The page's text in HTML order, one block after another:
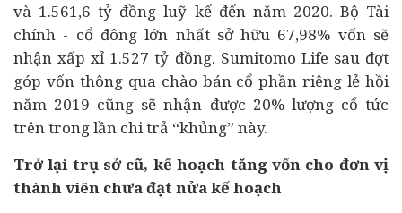
và 1.561,6 tỷ đồng luỹ kế đến năm 2020. Bộ Tài
chính - cổ đông lớn nhất sở hữu 67,98% vốn sẽ
nhận xấp xỉ 1.527 tỷ đồng. Sumitomo Life sau đợt
góp vốn thông qua chào bán cổ phần riêng lẻ hồi
năm 2019 cũng sẽ nhận được 20% lượng cổ tức
trên trong lần chi trả “khủng” này.
Trở lại trụ sở cũ, kế hoạch tăng vốn cho đơn vị
thành viên chưa đạt nửa kế hoạch